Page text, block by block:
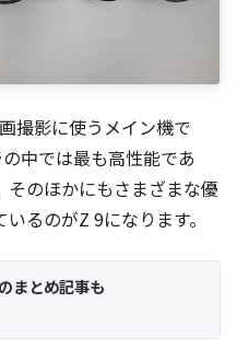
撮影に使うメイン機で
中では最も高性能であ
そのほかにもさまざまな優
るのがZ 9になります。
まとめ記事も